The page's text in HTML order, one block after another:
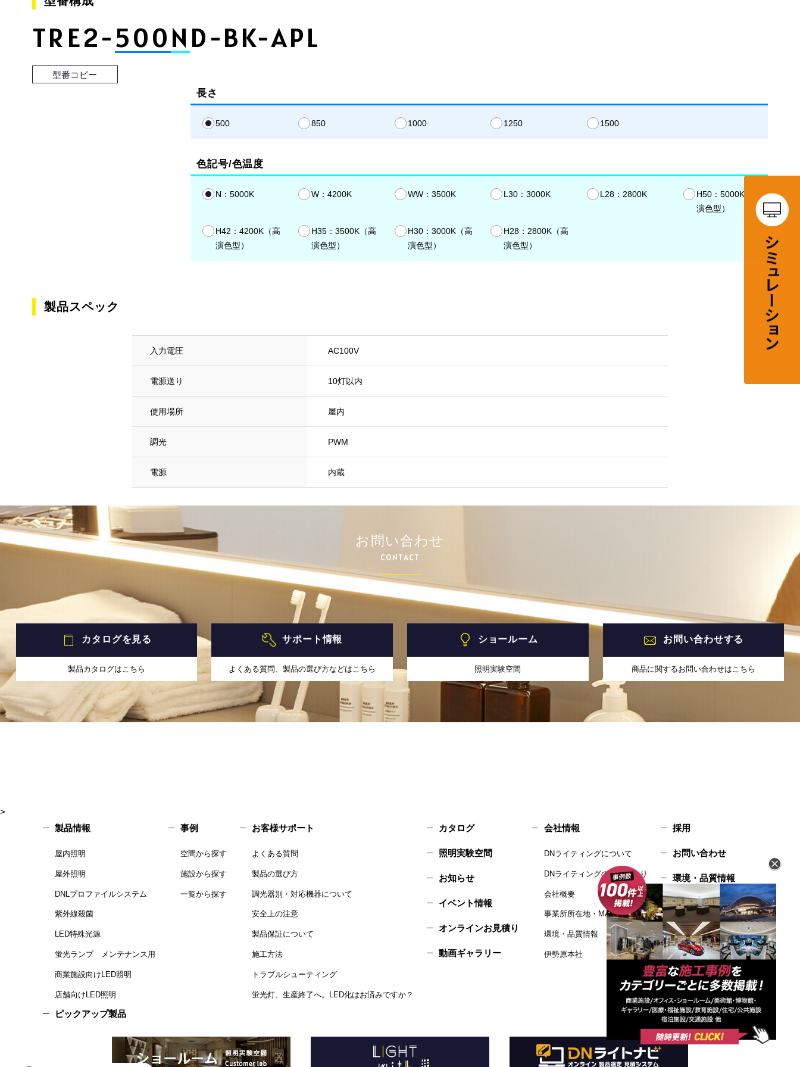
TRE2-500ND-BK-APL
型番コピー
長さ
500 850 1000 1250 1500
色記号/色温度
N：5000K W：4200K WW：3500K L30：3000K L28：2800K
H50：5000K（高
演色型）
H42：4200K（高
演色型）
H35：3500K（高
演色型）
H30：3000K（高
演色型）
H28：2800K（高
演色型）
製品スペック
入力電圧 AC100V
電源送り 10灯以内
使用場所 屋内
調光 PWM
電源 内蔵
お問い合わせ
CONTACT
カタログを見る
製品カタログはこちら
サポート情報
よくある質問、製品の選び方などはこちら
ショールーム
照明実験空間
お問い合わせする
商品に関するお問い合わせはこちら
>
製品情報
屋内照明
屋外照明
DNLプロファイルシステム
紫外線殺菌
LED特殊光源
蛍光ランプ メンテナンス用
商業施設向けLED照明
店舗向けLED照明
ピックアップ製品
事例
空間から探す
施設から探す
一覧から探す
お客様サポート
よくある質問
製品の選び方
調光器別・対応機器について
安全上の注意
製品保証について
施工方法
トラブルシューティング
蛍光灯、生産終了へ。LED化はお済みですか？
カタログ
照明実験空間
お知らせ
イベント情報
オンラインお見積り
動画ギャラリー
会社情報
DNライティングについて
DNライティングのものづくり
会社概要
事業所所在地・MAP
環境・品質情報
伊勢原本社
採用
お問い合わせ
環境・品質情報
個人情報保護方針
サイトマップ